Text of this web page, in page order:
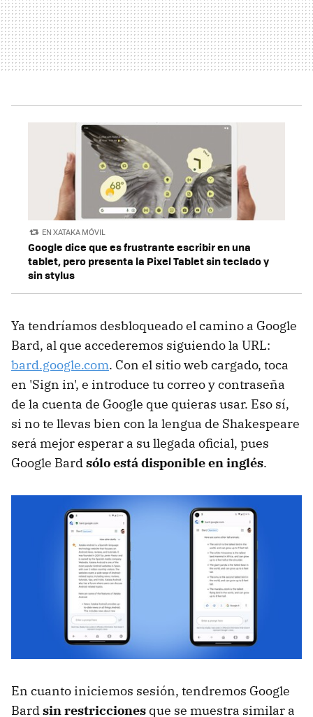
EN XATAKA MÓVIL
Google dice que es frustrante escribir en una
tablet, pero presenta la Pixel Tablet sin teclado y
sin stylus
Ya tendríamos desbloqueado el camino a Google
Bard, al que accederemos siguiendo la URL:
bard.google.com. Con el sitio web cargado, toca
en 'Sign in', e introduce tu correo y contraseña
de la cuenta de Google que quieras usar. Eso sí,
si no te llevas bien con la lengua de Shakespeare
será mejor esperar a su llegada oficial, pues
Google Bardsólo está disponible en inglés.
En cuanto iniciemos sesión, tendremos Google
Bardsin restricciones que se muestra similar a